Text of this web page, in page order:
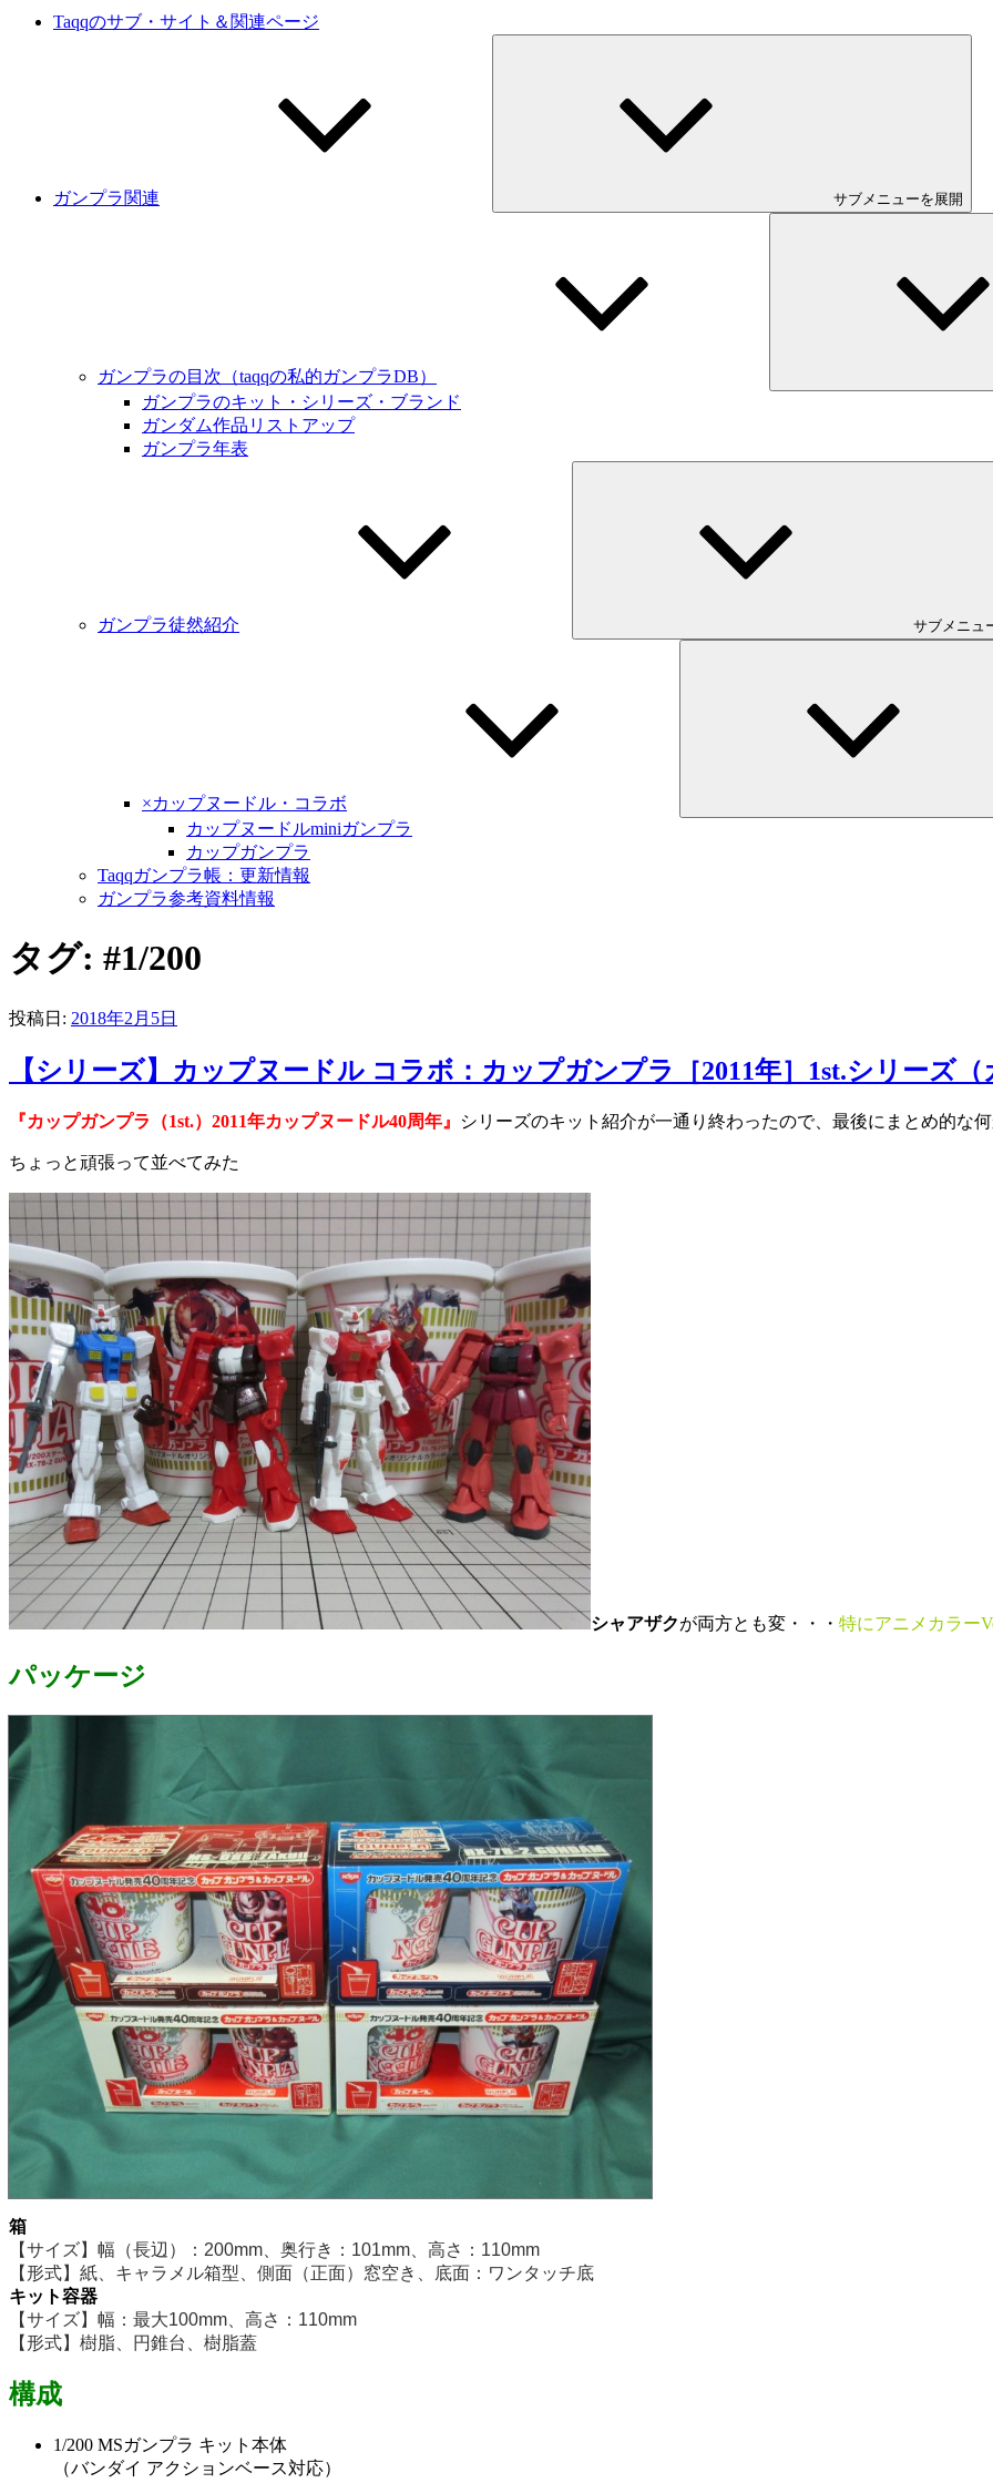
Taqqのサブ・サイト＆関連ページ
ガンプラ関連 サブメニューを展開
ガンプラの目次（taqqの私的ガンプラDB）
ガンプラのキット・シリーズ・ブランド
ガンダム作品リストアップ
ガンプラ年表
ガンプラ徒然紹介 サブメニュ
×カップヌードル・コラボ
カップヌードルminiガンプラ
カップガンプラ
Taqqガンプラ帳：更新情報
ガンプラ参考資料情報
タグ: #1/200
投稿日: 2018年2月5日
【シリーズ】カップヌードル コラボ：カップガンプラ［2011年］1st.シリーズ（
『カップガンプラ（1st.）2011年カップヌードル40周年』 シリーズのキット紹介が一通り終わったので、最後にまとめ的な何
ちょっと頑張って並べてみた
シャアザクが両方とも変・・・ 特にアニメカラー
パッケージ
箱
【サイズ】幅（長辺）：200mm、奥行き：101mm、高さ：110mm
【形式】紙、キャラメル箱型、側面（正面）窓空き、底面：ワンタッチ底
キット容器
【サイズ】幅：最大100mm、高さ：110mm
【形式】樹脂、円錐台、樹脂蓋
構成
1/200 MSガンプラ キット本体
（バンダイ アクションベース対応）